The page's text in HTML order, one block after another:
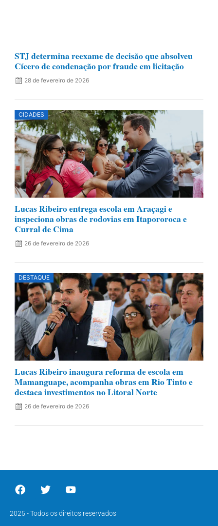
STJ determina reexame de decisão que absolveu
Cícero de condenação por fraude em licitação
28 de fevereiro de 2026
CIDADES
Lucas Ribeiro entrega escola em Araçagi e
inspeciona obras de rodovias em Itapororoca e
Curral de Cima
26 de fevereiro de 2026
DESTAQUE
Lucas Ribeiro inaugura reforma de escola em
Mamanguape, acompanha obras em Rio Tinto e
destaca investimentos no Litoral Norte
26 de fevereiro de 2026
2025 - Todos os direitos reservados